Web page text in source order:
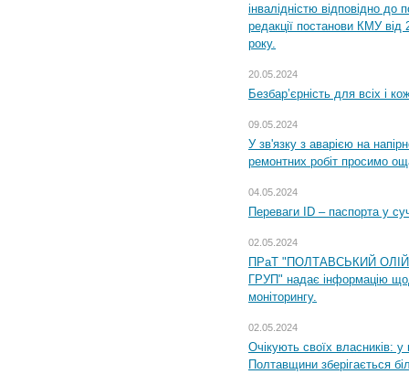
інвалідністю відповідно
редакції постанови КМУ від
року.
20.05.2024
Безбар’єрність для всіх і
09.05.2024
У зв'язку з аварією на
ремонтних робіт просимо
04.05.2024
Переваги ID – паспорта у
02.05.2024
ПРаТ "ПОЛТАВСЬКИЙ
ГРУП" надає інформацію
моніторингу.
02.05.2024
Очікують своїх власників: у
Полтавщини зберігається